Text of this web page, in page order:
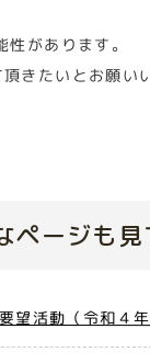
があります。
きたいとお願い
ページも見
望活動（令和４